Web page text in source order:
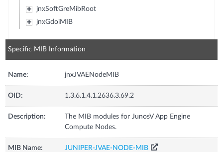
jnxSoftGreMibRoot
jnxGdoiMIB
Specific MIB Information
Name: jnxJVAENodeMIB
OID: 1.3.6.1.4.1.2636.3.69.2
Description:
The MIB modules for JunosV App Engine
Compute Nodes.
MIB Name: JUNIPER-JVAE-NODE-MIB